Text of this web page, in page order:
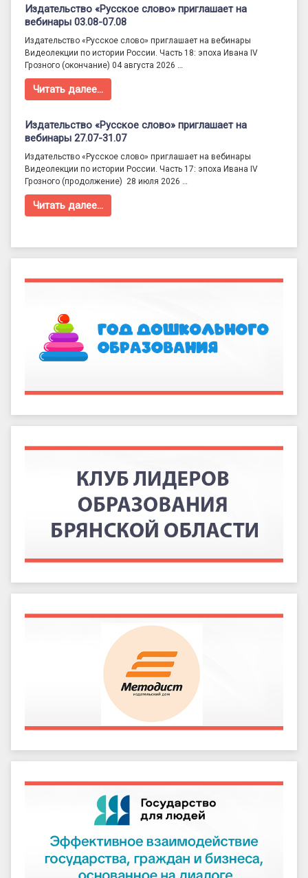
Издательство «Русское слово» приглашает на
вебинары 03.08-07.08
Издательство «Русское слово» приглашает на вебинары
Видеолекции по истории России. Часть 18: эпоха Ивана IV
Грозного (окончание) 04 августа 2026 …
Читать далее…
Издательство «Русское слово» приглашает на
вебинары 27.07-31.07
Издательство «Русское слово» приглашает на вебинары
Видеолекции по истории России. Часть 17: эпоха Ивана IV
Грозного (продолжение) 28 июля 2026 …
Читать далее…